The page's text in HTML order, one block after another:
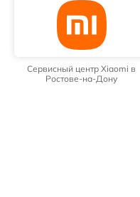
Сервисный центр Xiaomi в
Ростове-на-Дону